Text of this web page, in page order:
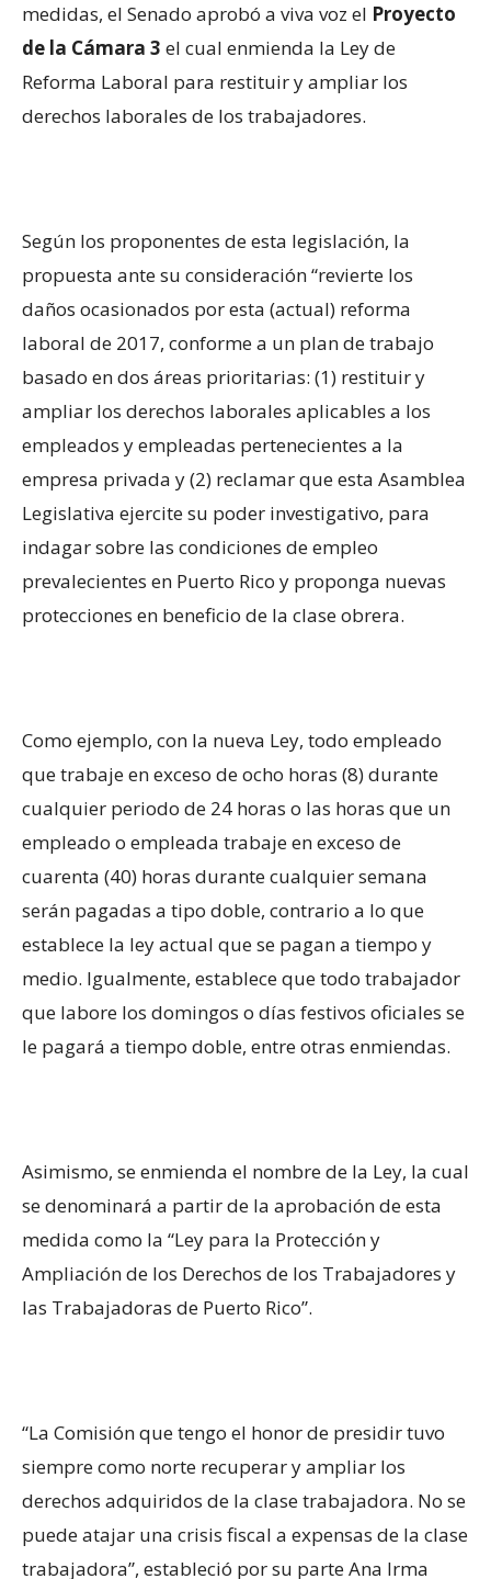
medidas, el Senado aprobó a viva voz el Proyecto
de la Cámara 3 el cual enmienda la Ley de
Reforma Laboral para restituir y ampliar los
derechos laborales de los trabajadores.
Según los proponentes de esta legislación, la
propuesta ante su consideración “revierte los
daños ocasionados por esta (actual) reforma
laboral de 2017, conforme a un plan de trabajo
basado en dos áreas prioritarias: (1) restituir y
ampliar los derechos laborales aplicables a los
empleados y empleadas pertenecientes a la
empresa privada y (2) reclamar que esta Asamblea
Legislativa ejercite su poder investigativo, para
indagar sobre las condiciones de empleo
prevalecientes en Puerto Rico y proponga nuevas
protecciones en beneficio de la clase obrera.
Como ejemplo, con la nueva Ley, todo empleado
que trabaje en exceso de ocho horas (8) durante
cualquier periodo de 24 horas o las horas que un
empleado o empleada trabaje en exceso de
cuarenta (40) horas durante cualquier semana
serán pagadas a tipo doble, contrario a lo que
establece la ley actual que se pagan a tiempo y
medio. Igualmente, establece que todo trabajador
que labore los domingos o días festivos oficiales se
le pagará a tiempo doble, entre otras enmiendas.
Asimismo, se enmienda el nombre de la Ley, la cual
se denominará a partir de la aprobación de esta
medida como la “Ley para la Protección y
Ampliación de los Derechos de los Trabajadores y
las Trabajadoras de Puerto Rico”.
“La Comisión que tengo el honor de presidir tuvo
siempre como norte recuperar y ampliar los
derechos adquiridos de la clase trabajadora. No se
puede atajar una crisis fiscal a expensas de la clase
trabajadora”, estableció por su parte Ana Irma